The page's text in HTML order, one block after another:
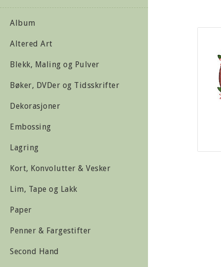
Album
Altered Art
Blekk, Maling og Pulver
Bøker, DVDer og Tidsskrifter
Dekorasjoner
Embossing
Lagring
Kort, Konvolutter & Vesker
Lim, Tape og Lakk
Paper
Penner & Fargestifter
Second Hand